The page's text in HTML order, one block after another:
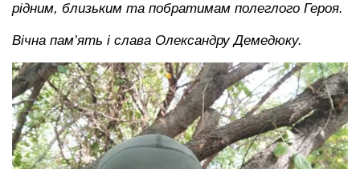
рідним, близьким та побратимам полеглого Героя.
Вічна пам’ять і слава Олександру Демедюку.